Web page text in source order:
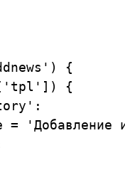
{
{
= 'Добавление